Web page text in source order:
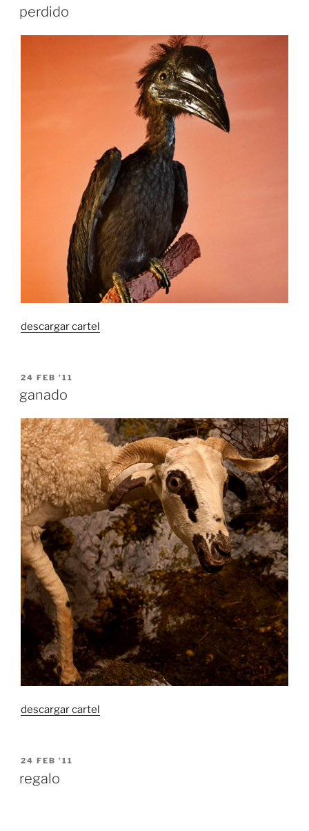
perdido
descargar cartel
POSTED
24 FEB ’11
ganado
descargar cartel
POSTED
24 FEB ’11
regalo